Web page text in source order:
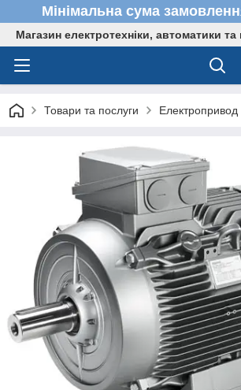
Мінімальна сума
Магазин електротехніки, автоматики та
Товари та послуги Електропривод